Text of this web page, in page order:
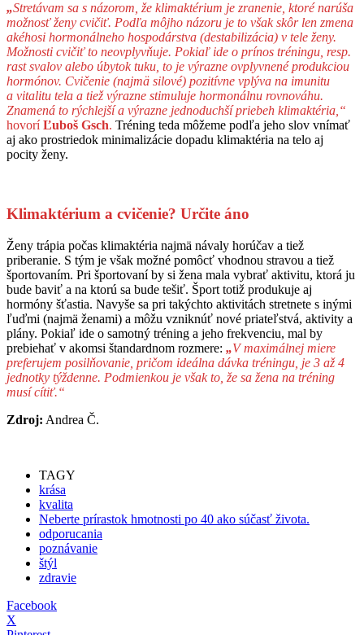
„Stretávam sa s názorom, že klimaktérium je zranenie, ktoré narúša
možnosť ženy cvičiť. Podľa môjho názoru je to však skôr len zmena
akéhosi hormonálneho hospodárstva (destabilizácia) v tele ženy.
Možnosti cvičiť to neovplyvňuje. Pokiaľ ide o prínos tréningu, resp.
rast svalov alebo úbytok tuku, to je výrazne ovplyvnené produkciou
hormónov. Cvičenie (najmä silové) pozitívne vplýva na imunitu
a vitalitu tela a tiež výrazne stimuluje hormonálnu rovnováhu.
Znamená to rýchlejší a výrazne jednoduchší priebeh klimaktéria,“
hovoríĽuboš Gsch. Tréning teda môžeme podľa jeho slov vnímať
aj ako prostriedok minimalizácie dopadu klimaktéria na telo aj
pocity ženy.
Klimaktérium a cvičenie? Určite áno
Ženy trápia počas klimaktéria najmä návaly horúčav a tiež
priberanie. S tým je však možné pomôcť vhodnou stravou a tiež
športovaním. Pri športovaní by si žena mala vybrať aktivitu, ktorá ju
bude baviť a na ktorú sa bude tešiť. Šport totiž produkuje aj
hormóny šťastia. Navyše sa pri takýchto aktivitách stretnete s inými
ľuďmi (najmä ženami) a môžu vzniknúť nové priateľstvá, aktivity a
plány. Pokiaľ ide o samotný tréning a jeho frekvenciu, mal by
prebiehať v akomsi štandardnom rozmere: „V maximálnej miere
preferujem posilňovanie, pričom ideálna dávka tréningu, je 3 až 4
jednotky týždenne. Podmienkou je však to, že sa žena na tréning
musí cítiť.“
Zdroj: Andrea Č.
TAGY
krása
kvalita
Neberte prírastok hmotnosti po 40 ako súčasť života.
odporucania
poznávanie
štýl
zdravie
Facebook
X